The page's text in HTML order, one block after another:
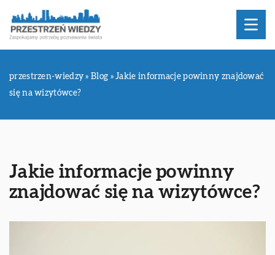
przestrzen-wiedzy »Blog »Jakie informacje powinny znajdować
się na wizytówce?
Jakie informacje powinny
znajdować się na wizytówce?